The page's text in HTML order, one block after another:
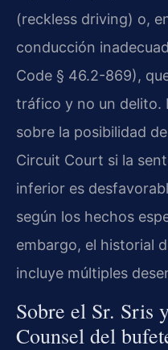
(reckless driving) o,
conducción
Code § 46.2-869),
tráfico y no un delito.
sobre la posibilidad
Circuit Court si la
inferior es
según los hechos
embargo, el historial
incluye múltiples
Sobre el Sr. Sris
Counsel del